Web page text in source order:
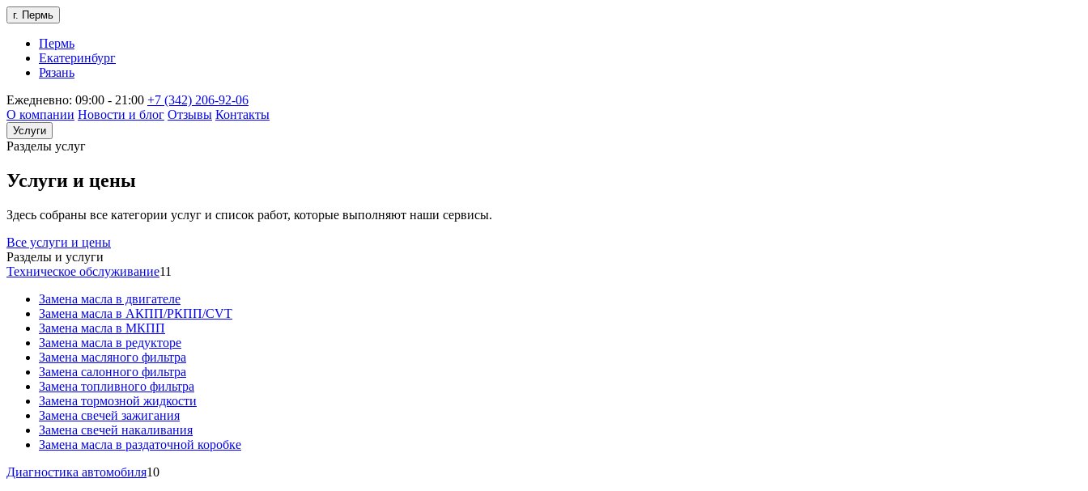
г. Пермь
Пермь
Екатеринбург
Рязань
Ежедневно: 09:00 - 21:00 +7 (342) 206-92-06
О компании Новости и блог Отзывы Контакты
Услуги
Разделы услуг
Услуги и цены
Здесь собраны все категории услуг и список работ, которые выполняют наши сервисы.
Все услуги и цены
Разделы и услуги
Техническое обслуживание11
Замена масла в двигателе
Замена масла в АКПП/РКПП/CVT
Замена масла в МКПП
Замена масла в редукторе
Замена масляного фильтра
Замена салонного фильтра
Замена топливного фильтра
Замена тормозной жидкости
Замена свечей зажигания
Замена свечей накаливания
Замена масла в раздаточной коробке
Диагностика автомобиля10